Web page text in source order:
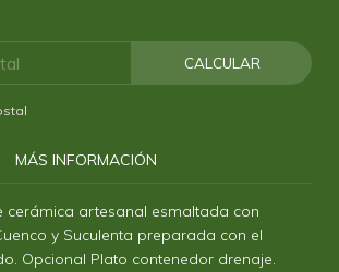
CALCULAR
MÁS INFORMACIÓN
cerámica artesanal esmaltada con
y Suculenta preparada con el
Opcional Plato contenedor drenaje.